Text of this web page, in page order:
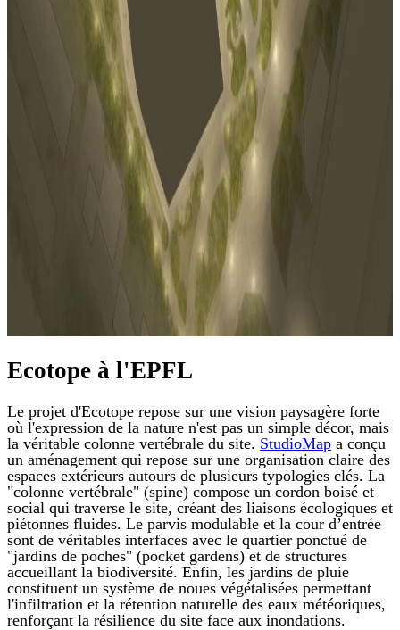
Ecotope à l'EPFL
Le projet d'Ecotope repose sur une vision paysagère forte
où l'expression de la nature n'est pas un simple décor, mais
la véritable colonne vertébrale du site. StudioMap a conçu
un aménagement qui repose sur une organisation claire des
espaces extérieurs autours de plusieurs typologies clés. La
"colonne vertébrale" (spine) compose un cordon boisé et
social qui traverse le site, créant des liaisons écologiques et
piétonnes fluides. Le parvis modulable et la cour d’entrée
sont de véritables interfaces avec le quartier ponctué de
"jardins de poches" (pocket gardens) et de structures
accueillant la biodiversité. Enfin, les jardins de pluie
constituent un système de noues végétalisées permettant
l'infiltration et la rétention naturelle des eaux météoriques,
renforçant la résilience du site face aux inondations.